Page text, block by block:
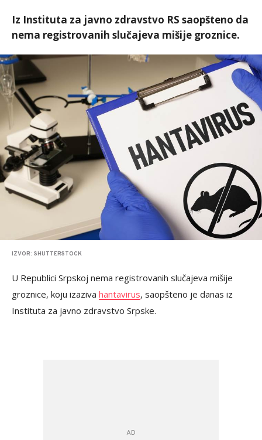
Iz Instituta za javno zdravstvo RS saopšteno da
nema registrovanih slučajeva mišije groznice.
IZVOR: SHUTTERSTOCK
U Republici Srpskoj nema registrovanih slučajeva mišije
groznice, koju izaziva hantavirus, saopšteno je danas iz
Instituta za javno zdravstvo Srpske.